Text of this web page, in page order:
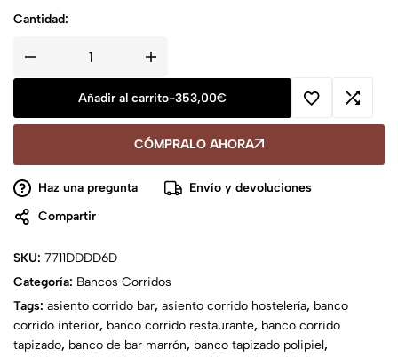
Cantidad:
Añadir al carrito-353,00€
CÓMPRALO AHORA
Haz una pregunta
Envío y devoluciones
Compartir
SKU: 7711DDDD6D
Categoría: Bancos Corridos
Tags: asiento corrido bar, asiento corrido hostelería, banco
corrido interior, banco corrido restaurante, banco corrido
tapizado, banco de bar marrón, banco tapizado polipiel,